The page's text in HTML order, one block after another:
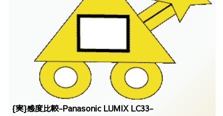
{実}感度比較-Panasonic LUMIX LC33-